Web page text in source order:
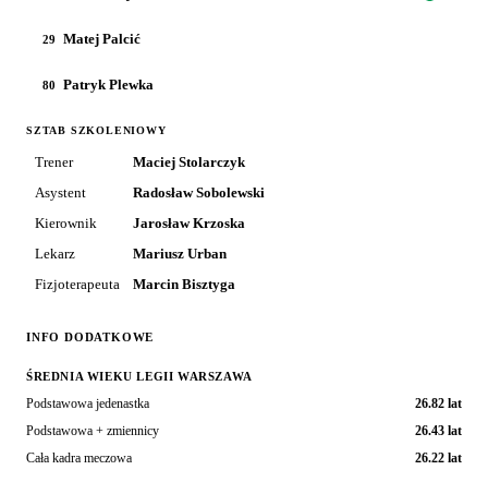
29 Matej Palcić
80 Patryk Plewka
SZTAB SZKOLENIOWY
Trener
Maciej Stolarczyk
Asystent
Radosław Sobolewski
Kierownik
Jarosław Krzoska
Lekarz
Mariusz Urban
Fizjoterapeuta
Marcin Bisztyga
INFO DODATKOWE
ŚREDNIA WIEKU LEGII WARSZAWA
Podstawowa jedenastka
26.82 lat
Podstawowa + zmiennicy
26.43 lat
Cała kadra meczowa
26.22 lat